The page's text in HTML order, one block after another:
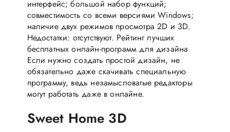
интерфейс; большой набор функций;
совместимость со всеми версиями Windows;
наличие двух режимов просмотра 2D и 3D.
Недостатки: отсутствуют. Рейтинг лучших
бесплатных онлайн-программ для дизайна
Если нужно создать простой дизайн, не
обязательно даже скачивать специальную
программу, ведь незамысловатые редакторы
могут работать даже в онлайне.
Sweet Home 3D